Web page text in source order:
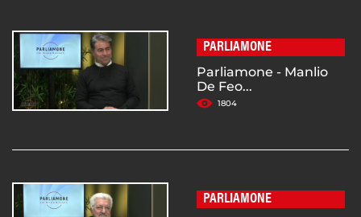
PARLIAMONE
Parliamone - Manlio
De Feo...
1804
PARLIAMONE